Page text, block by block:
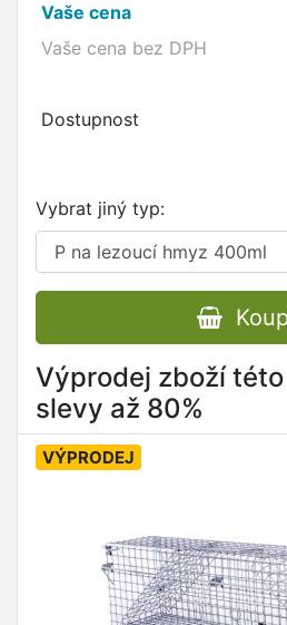
Vaše cena
Vaše cena bez DPH
Dostupnost
Vybrat jiný typ:
Výprodej zboží
slevy až 80%
VÝPRODEJ